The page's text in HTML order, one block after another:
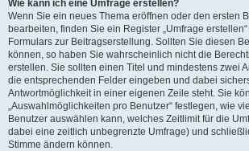
Wie kann ich eine Umfrage erstellen?
Wenn Sie ein neues Thema eröffnen oder den ersten
bearbeiten, finden Sie ein Register „Umfrage
Formulars zur Beitragserstellung. Sollten Sie diesen
können, so haben Sie wahrscheinlich nicht die
erstellen. Sie sollten einen Titel und mindestens zwei
die entsprechenden Felder eingeben und dabei
Antwortmöglichkeit in einer eigenen Zeile steht. Sie
„Auswahlmöglichkeiten pro Benutzer“ festlegen, wie
Benutzer auswählen kann, welches Zeitlimit für die
dabei eine zeitlich unbegrenzte Umfrage) und
Stimme ändern können.